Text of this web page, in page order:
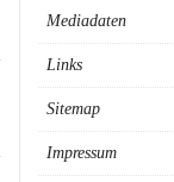
Mediadaten
Links
Sitemap
Impressum